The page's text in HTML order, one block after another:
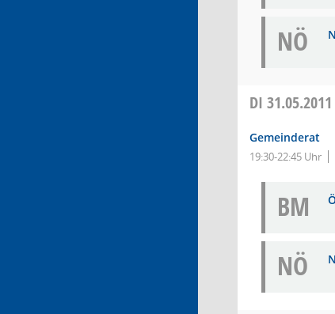
NÖ
DI 31.05.2011
Gemeinderat
19:30-22:45 Uhr
BM
NÖ